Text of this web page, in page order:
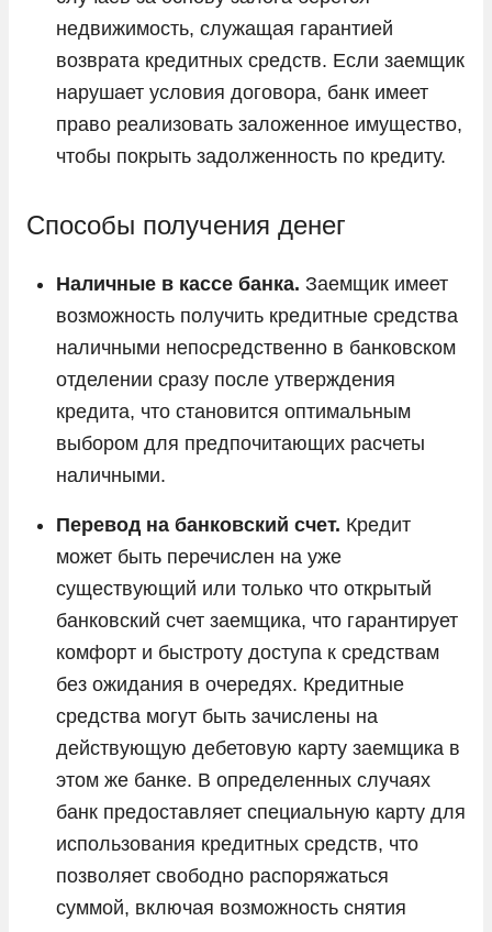
недвижимость, служащая гарантией
возврата кредитных средств. Если заемщик
нарушает условия договора, банк имеет
право реализовать заложенное имущество,
чтобы покрыть задолженность по кредиту.
Способы получения денег
Наличные в кассе банка. Заемщик имеет
возможность получить кредитные средства
наличными непосредственно в банковском
отделении сразу после утверждения
кредита, что становится оптимальным
выбором для предпочитающих расчеты
наличными.
Перевод на банковский счет. Кредит
может быть перечислен на уже
существующий или только что открытый
банковский счет заемщика, что гарантирует
комфорт и быстроту доступа к средствам
без ожидания в очередях. Кредитные
средства могут быть зачислены на
действующую дебетовую карту заемщика в
этом же банке. В определенных случаях
банк предоставляет специальную карту для
использования кредитных средств, что
позволяет свободно распоряжаться
суммой, включая возможность снятия